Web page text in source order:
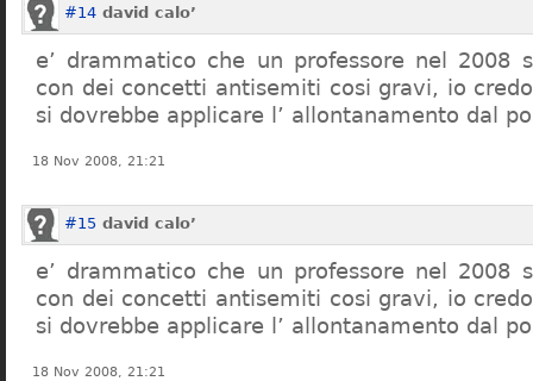
#14 david calo’
e’ drammatico che un professore nel 2008
con dei concetti antisemiti cosi gravi, io
si dovrebbe applicare l’ allontanamento dal
18 Nov 2008, 21:21
#15 david calo’
e’ drammatico che un professore nel 2008
con dei concetti antisemiti cosi gravi, io
si dovrebbe applicare l’ allontanamento dal
18 Nov 2008, 21:21